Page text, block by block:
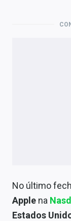
No último
Apple na
Estados